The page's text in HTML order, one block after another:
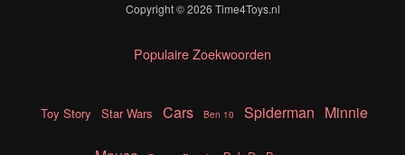
Copyright © 2026 Time4Toys.nl
Populaire Zoekwoorden
Toy Story Star Wars Cars Ben 10 Spiderman Minnie